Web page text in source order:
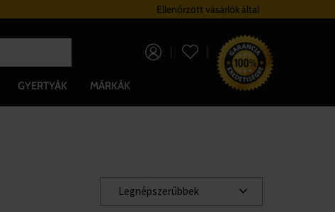
Ellenőrzött vásárlók által
0 Ft
GYERTYÁK MÁRKÁK
Legnépszerűbbek